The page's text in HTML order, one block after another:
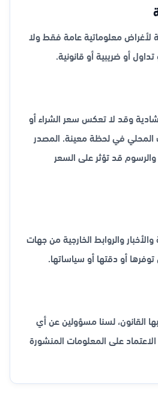
معلوماتية عامة فقط ولا
أو ضريبية أو قانونية.
وقد لا تعكس سعر الشراء أو
في لحظة معينة. المصدر
قد تؤثر على السعر
والروابط الخارجية من جهات
أو دقتها أو سياساتها.
القانون، لسنا مسؤولين عن أي
على المعلومات المنشورة